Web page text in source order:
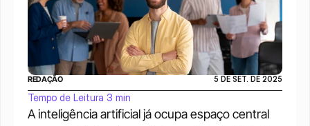
A inteligência artificial já ocupa espaço central
REDAÇÃO 5 DE SET. DE 2025
Tempo de Leitura 3 min